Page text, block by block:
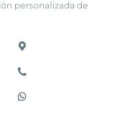
personalizada de